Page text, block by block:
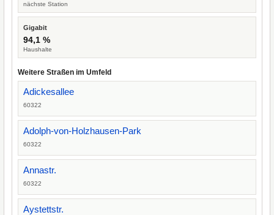
nächste Station
Gigabit
94,1 %
Haushalte
Weitere Straßen im Umfeld
Adickesallee
60322
Adolph-von-Holzhausen-Park
60322
Annastr.
60322
Aystettstr.